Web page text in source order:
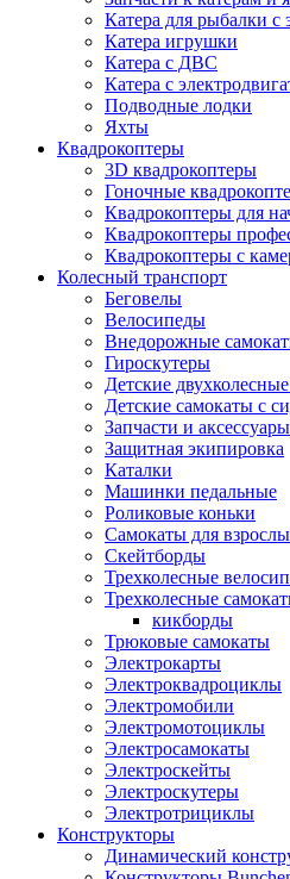
Катера для рыбалки
Катера игрушки
Катера с ДВС
Катера с
Подводные лодки
Яхты
Квадрокоптеры
3D квадрокоптеры
Гоночные
Квадрокоптеры для
Квадрокоптеры
Квадрокоптеры с
Колесный транспорт
Беговелы
Велосипеды
Внедорожные
Гироскутеры
Детские
Детские самокаты с
Запчасти и аксессуары
Защитная экипировка
Каталки
Машинки педальные
Роликовые коньки
Самокаты для
Скейтборды
Трехколесные
Трехколесные
кикборды
Трюковые самокаты
Электрокарты
Электроквадроциклы
Электромобили
Электромотоциклы
Электросамокаты
Электроскейты
Электроскутеры
Электротрициклы
Конструкторы
Динамический